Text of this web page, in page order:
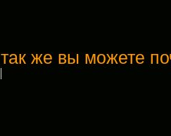
так же вы можете